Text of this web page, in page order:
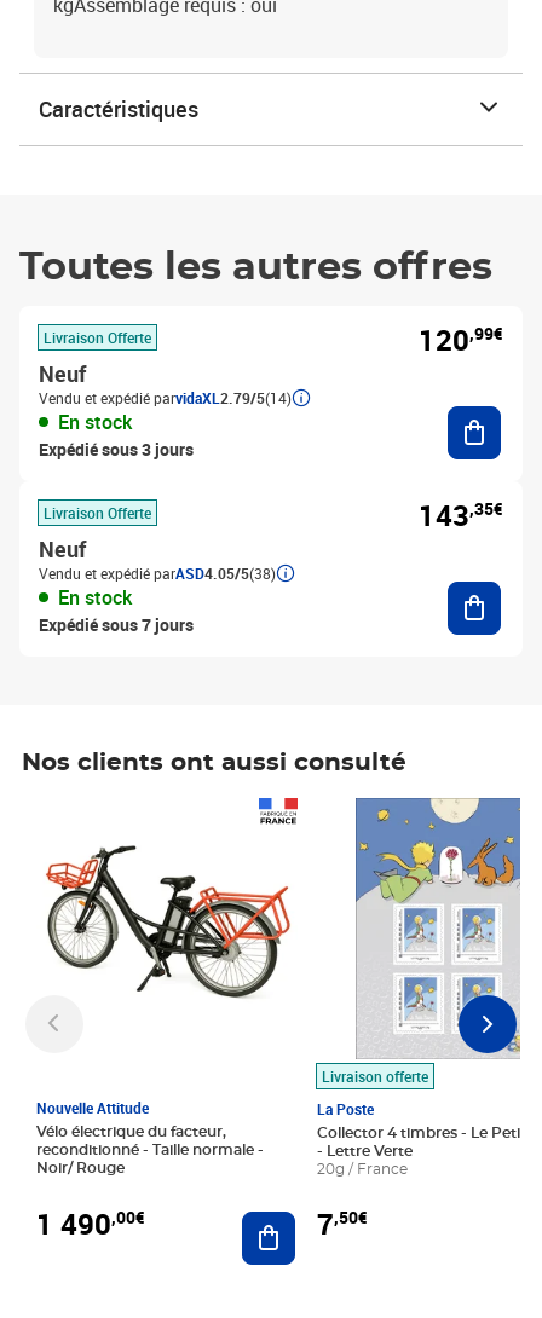
Caractéristiques
Toutes les autres offres
Livraison Offerte
Neuf
Vendu et expédié parvidaXL 2.79/5(14)
En stock
Expédié sous 3 jours
120,99€
Livraison Offerte
Neuf
Vendu et expédié parASD4.05/5(38)
En stock
Expédié sous 7 jours
143,35€
Nos clients ont aussi consulté
Nouvelle Attitude
Vélo électrique du facteur,
reconditionné - Taille normale -
Noir/ Rouge
1 490,00€ Ajouter au panier
Livraison offerte
La Poste
Collector 4 timbres - Le Petit
- Lettre Verte
20g / France
7,50€
Prix 7,50€